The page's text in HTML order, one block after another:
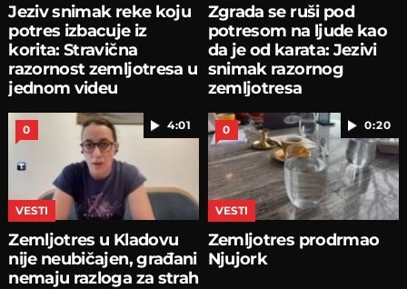
Jeziv snimak reke koju
potres izbacuje iz
korita: Stravična
razornost zemljotresa u
jednom videu
Zgrada se ruši pod
potresom na ljude kao
da je od karata: Jezivi
snimak razornog
zemljotresa
4:01
0
VESTI
Zemljotres u Kladovu
nije neubičajen, građani
nemaju razloga za strah
0:20
0
VESTI
Zemljotres prodrmao
Njujork